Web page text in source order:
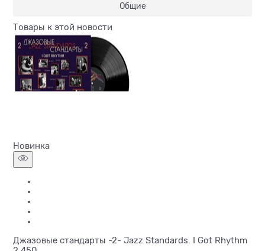
Общие
Товары к этой новости
Новинка
Джазовые стандарты -2- Jazz Standards. I Got Rhythm